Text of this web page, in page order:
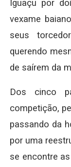
Iguaçu por
vexame
seus
querendo
de saírem da
Dos cinco
competição,
passando da
por uma
se encontre